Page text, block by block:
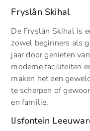
Fryslân Skihal
De Fryslân Skihal is
zowel beginners als
jaar door genieten
moderne faciliteiten
maken het een
te scherpen of
en familie.
IJsfontein